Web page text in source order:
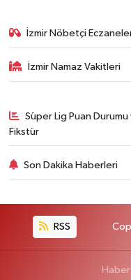
İzmir Nöbetçi
İzmir Namaz Vakitleri
Süper Lig Puan Durumu
Fikstür
Son Dakika Haberleri
RSS
Haber